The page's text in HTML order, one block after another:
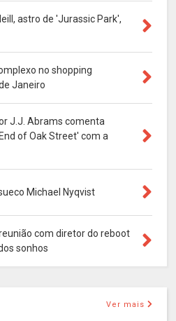
astro de 'Jurassic Park',
no shopping
Janeiro
J.J. Abrams comenta
of Oak Street' com a
Michael Nyqvist
com diretor do reboot
sonhos
Ver mais